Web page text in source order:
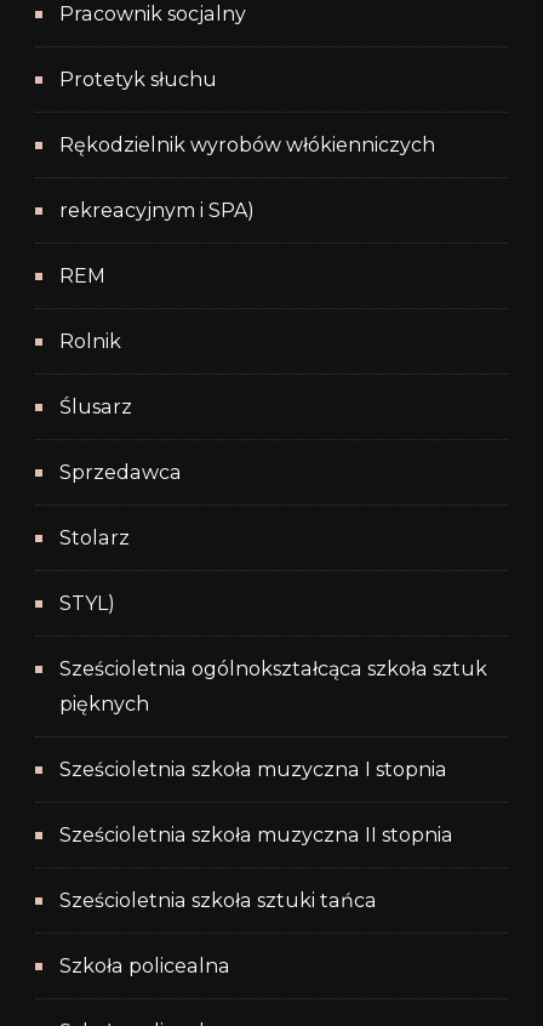
Pracownik socjalny
Protetyk słuchu
Rękodzielnik wyrobów włókienniczych
rekreacyjnym i SPA)
REM
Rolnik
Ślusarz
Sprzedawca
Stolarz
STYL)
Sześcioletnia ogólnokształcąca szkoła sztuk
pięknych
Sześcioletnia szkoła muzyczna I stopnia
Sześcioletnia szkoła muzyczna II stopnia
Sześcioletnia szkoła sztuki tańca
Szkoła policealna